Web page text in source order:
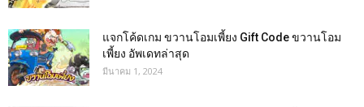
แจกโค้ดเกม ขวานโอมเพี้ยง Gift Code ขวานโอม
เพี้ยง อัพเดทล่าสุด
มีนาคม 1, 2024